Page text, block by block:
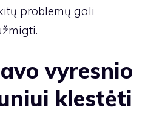
problemų gali
vyresnio
klestėti